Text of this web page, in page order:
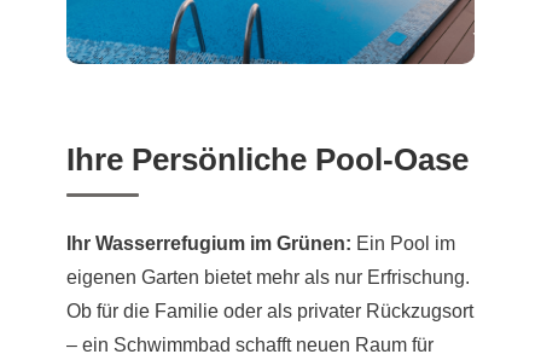
Ihre Persönliche Pool-Oase
Ihr Wasserrefugium im Grünen: Ein Pool im
eigenen Garten bietet mehr als nur Erfrischung.
Ob für die Familie oder als privater Rückzugsort
– ein Schwimmbad schafft neuen Raum für